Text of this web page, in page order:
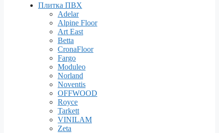
Плитка ПВХ
Adelar
Alpine Floor
Art East
Betta
CronaFloor
Fargo
Moduleo
Norland
Noventis
OFFWOOD
Royce
Tarkett
VINILAM
Zeta